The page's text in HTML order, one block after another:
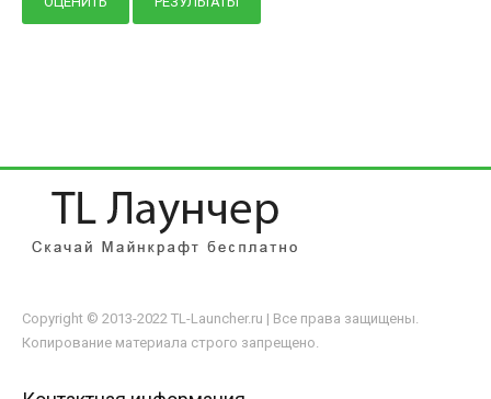
Copyright © 2013-2022 TL-Launcher.ru | Все права защищены.
Копирование материала строго запрещено.